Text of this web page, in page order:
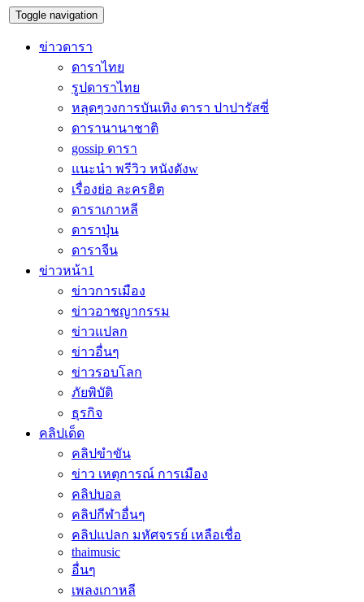
Toggle navigation
ข่าวดารา
ดาราไทย
รูปดาราไทย
หลุดๆวงการบันเทิง ดารา ปาปารัสซี่
ดารานานาชาติ
gossip ดารา
แนะนำ พรีวิว หนังดังw
เรื่องย่อ ละครฮิต
ดาราเกาหลี
ดาราปุ่น
ดาราจีน
ข่าวหน้า1
ข่าวการเมือง
ข่าวอาชญากรรม
ข่าวแปลก
ข่าวอื่นๆ
ข่าวรอบโลก
ภัยพิบัติ
ธุรกิจ
คลิปเด็ด
คลิปขำขัน
ข่าว เหตุการณ์ การเมือง
คลิปบอล
คลิปกีฬาอื่นๆ
คลิปแปลก มหัศจรรย์ เหลือเชื่อ
thaimusic
อื่นๆ
เพลงเกาหลี